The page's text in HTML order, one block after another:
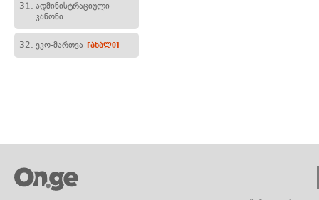
31. ადმინისტრაციული
კანონი
32. ეკო-მართვა [ახალი]